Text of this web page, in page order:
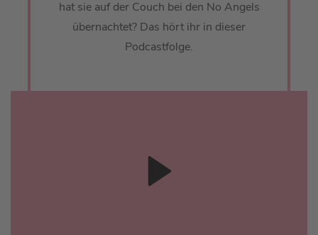
hat sie auf der Couch bei den No Angels
übernachtet? Das hört ihr in dieser
Podcastfolge.